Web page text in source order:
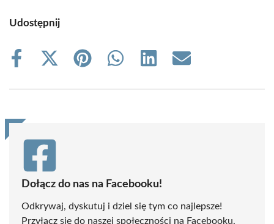
Udostępnij
Share
Share
(Twitter)
Share
Share
Share
Share
Dołącz do nas na Facebooku!
Odkrywaj, dyskutuj i dziel się tym co najlepsze!
Przyłącz się do naszej społeczności na Facebooku,